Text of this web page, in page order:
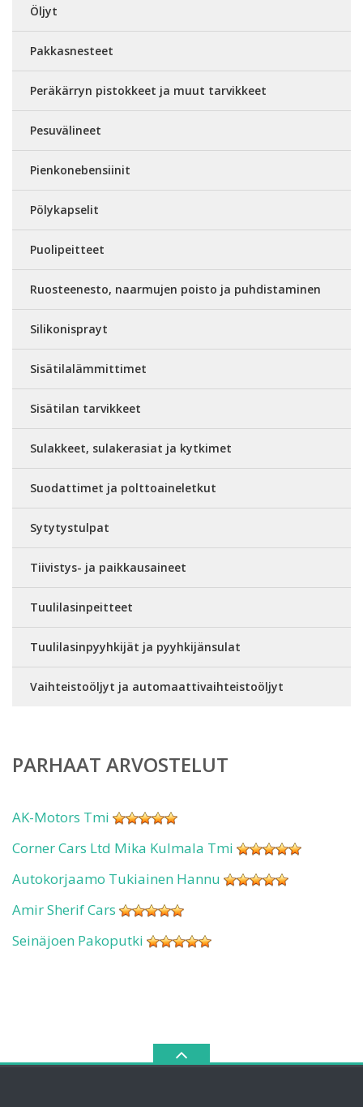
Öljyt
Pakkasnesteet
Peräkärryn pistokkeet ja muut tarvikkeet
Pesuvälineet
Pienkonebensiinit
Pölykapselit
Puolipeitteet
Ruosteenesto, naarmujen poisto ja puhdistaminen
Silikonisprayt
Sisätilalämmittimet
Sisätilan tarvikkeet
Sulakkeet, sulakerasiat ja kytkimet
Suodattimet ja polttoaineletkut
Sytytystulpat
Tiivistys- ja paikkausaineet
Tuulilasinpeitteet
Tuulilasinpyyhkijät ja pyyhkijänsulat
Vaihteistoöljyt ja automaattivaihteistoöljyt
PARHAAT ARVOSTELUT
AK-Motors Tmi
Corner Cars Ltd Mika Kulmala Tmi
Autokorjaamo Tukiainen Hannu
Amir Sherif Cars
Seinäjoen Pakoputki